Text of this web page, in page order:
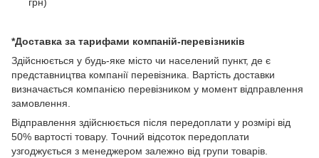
*Доставка за тарифами компаній-перевізників
Здійснюється у будь-яке місто чи населений пункт, де є
представництва компанії перевізника. Вартість доставки
визначається компанією перевізником у момент відправлення
замовлення.
Відправлення здійснюється після передоплати у розмірі від
50% вартості товару. Точний відсоток передоплати
узгоджується з менеджером залежно від групи товарів.